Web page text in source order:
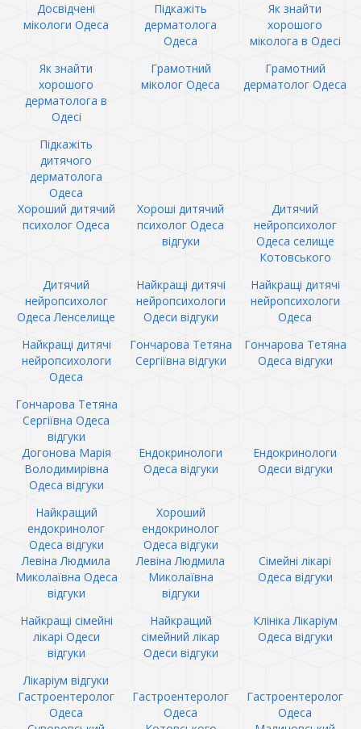
Досвідчені
мікологи Одеса
Підкажіть
дерматолога
Одеса
Як знайти
хорошого
міколога в Одесі
Як знайти
хорошого
дерматолога в
Одесі
Грамотний
міколог Одеса
Грамотний
дерматолог Одеса
Підкажіть
дитячого
дерматолога
Одеса
Хороший дитячий
психолог Одеса
Хороші дитячий
психолог Одеса
відгуки
Дитячий
нейропсихолог
Одеса селище
Котовського
Дитячий
нейропсихолог
Одеса Ленселище
Найкращі дитячі
нейропсихологи
Одеси відгуки
Найкращі дитячі
нейропсихологи
Одеса
Найкращі дитячі
нейропсихологи
Одеса
Гончарова Тетяна
Сергіївна відгуки
Гончарова Тетяна
Одеса відгуки
Гончарова Тетяна
Сергіївна Одеса
відгуки
Догонова Марія
Володимирівна
Одеса відгуки
Ендокринологи
Одеса відгуки
Ендокринологи
Одеси відгуки
Найкращий
ендокринолог
Одеса відгуки
Хороший
ендокринолог
Одеса відгуки
Левіна Людмила
Миколаївна Одеса
відгуки
Левіна Людмила
Миколаївна
відгуки
Сімейні лікарі
Одеса відгуки
Найкращі сімейні
лікарі Одеси
відгуки
Найкращий
сімейний лікар
Одеси відгуки
Клініка Лікаріум
Одеса відгуки
Лікаріум відгуки
Гастроентеролог
Одеса
Гастроентеролог
Одеса
Гастроентеролог
Одеса